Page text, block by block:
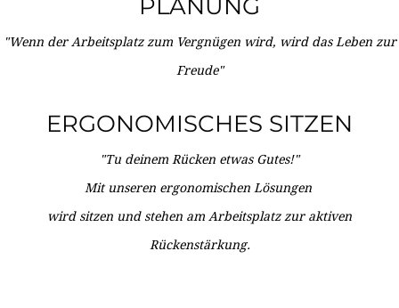
PLANUNG
"Wenn der Arbeitsplatz zum Vergnügen wird, wird das Leben zur
Freude"
ERGONOMISCHES SITZEN
"Tu deinem Rücken etwas Gutes!"
Mit unseren ergonomischen Lösungen
wird sitzen und stehen am Arbeitsplatz zur aktiven
Rückenstärkung.